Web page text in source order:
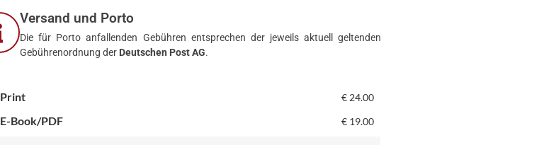
Versand und Porto
Die für Porto anfallenden Gebühren entsprechen der jeweils aktuell geltenden
Gebührenordnung der Deutschen Post AG.
Print €24.00
E-Book/PDF €19.00